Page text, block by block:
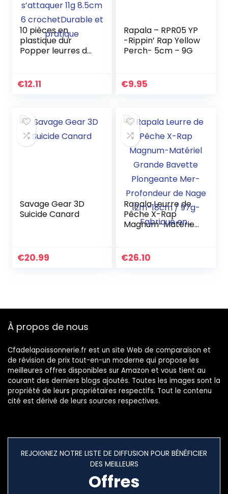
10 pièces en
plastique dur
Popper leurres de
11g 8.5cm 6
€12.11
Rapala – RPR05 YP
-Rippin’ Rap Yellow
Perch- 5cm – 9G
€9.95
Savage Gear 3D
Suicide Canard
€20.99
Rapala Leurre de
Pêche X-Rap
Magnum-Matériel
Profondeur de
€26.10
À propos de nous
Cfadelapoissonnerie.fr est un site Web de comparaison et
de révision de prix tout-en-un moderne qui propose les
meilleures offres disponibles sur Amazon et vous tient au
courant des derniers blogs ajoutés. Toutes les images sont la
propriété de leurs propriétaires respectifs. Tout le contenu
cité est dérivé de leurs sources respectives.
REJOIGNEZ NOTRE LISTE DE DIFFUSION POUR BÉNÉFICIER
DES MEILLEURS
Offres